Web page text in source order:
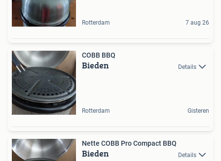
Rotterdam 7 aug 26
COBB BBQ
Bieden Details
Rotterdam Gisteren
Nette COBB Pro Compact BBQ
Bieden Details